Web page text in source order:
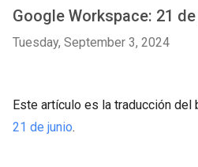
Google Workspace: 21
Tuesday, September 3, 2024
Este artículo es la traducción del
21 de junio.